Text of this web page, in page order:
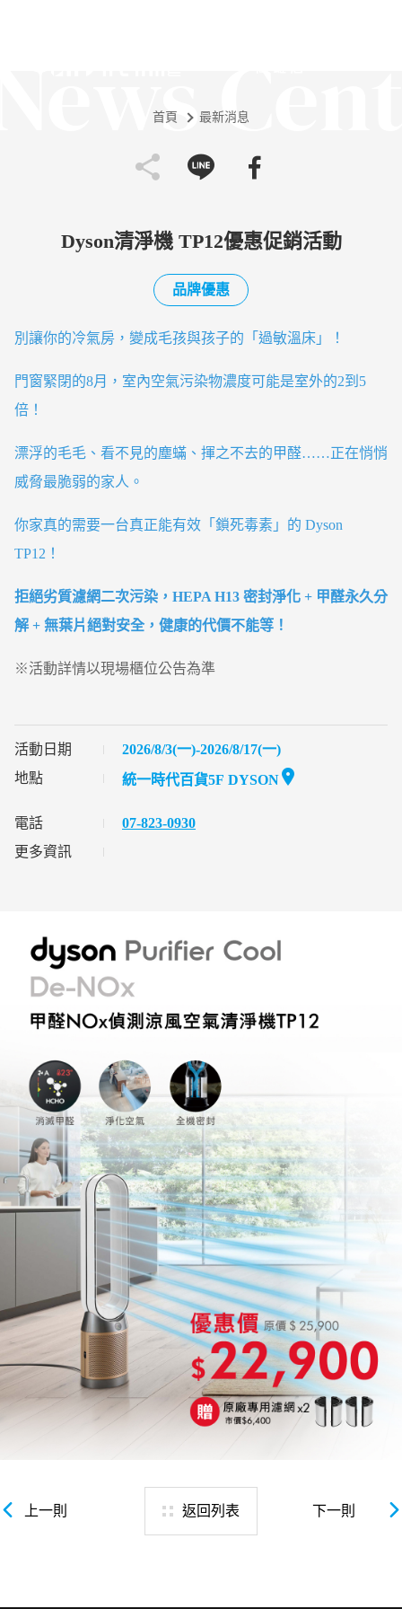
首頁 最新消息
Dyson清淨機 TP12優惠促銷活動
品牌優惠
別讓你的冷氣房，變成毛孩與孩子的「過敏溫床」！
門窗緊閉的8月，室內空氣污染物濃度可能是室外的2到5
倍！
漂浮的毛毛、看不見的塵蟎、揮之不去的甲醛……正在悄悄
威脅最脆弱的家人。
你家真的需要一台真正能有效 「鎖死毒素」的 Dyson
TP12！
拒絕劣質濾網二次污染， HEPA H13 密封淨化 + 甲醛永久分
解 + 無葉片絕對安全， 健康的代價不能等！
※活動詳情以現場櫃位公告為準
活動日期
2026/8/3(一)-2026/8/17(一)
地點
統一時代百貨5F DYSON
電話
07-823-0930
更多資訊
上一則 返回列表 下一則